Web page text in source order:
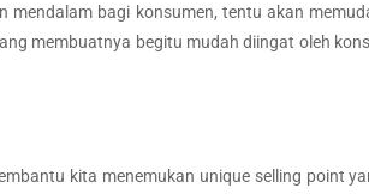
bagi konsumen, tentu akan
membuatnya begitu mudah diingat oleh
kita menemukan unique selling point